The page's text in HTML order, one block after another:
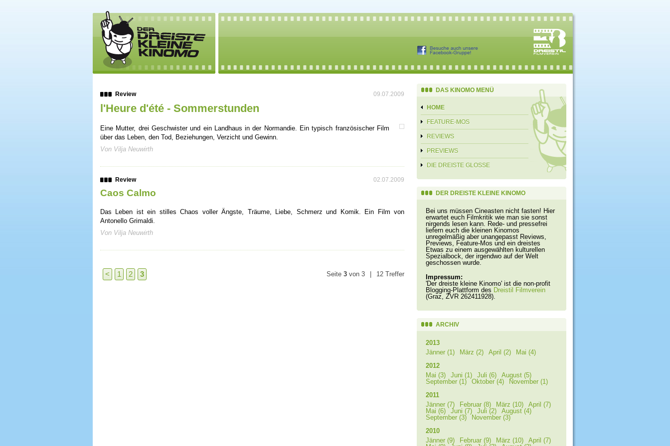
Review 09.07.2009
l'Heure d'été - Sommerstunden
Eine Mutter, drei Geschwister und ein Landhaus in der Normandie. Ein typisch französischer Film
über das Leben, den Tod, Beziehungen, Verzicht und Gewinn.
Von Vilja Neuwirth
Review 02.07.2009
Caos Calmo
Das Leben ist ein stilles Chaos voller Ängste, Träume, Liebe, Schmerz und Komik. Ein Film von
Antonello Grimaldi.
Von Vilja Neuwirth
< 1 2 3 12 Treffer
Seite 3 von 3
DAS KINOMO MENÜ
HOME
FEATURE-MOS
REVIEWS
PREVIEWS
DIE DREISTE GLOSSE
DER DREISTE KLEINE KINOMO
Bei uns müssen Cineasten nicht fasten! Hier
erwartet euch Filmkritik wie man sie sonst
nirgends lesen kann. Rede- und pressefrei
liefern euch die kleinen Kinomos
unregelmäßig aber unangepasst Reviews,
Previews, Feature-Mos und ein dreistes
Etwas zu einem ausgewählten kulturellen
Spezialbock, der irgendwo auf der Welt
geschossen wurde.
Impressum:
'Der dreiste kleine Kinomo' ist die non-profit
Blogging-Plattform des Dreistil Filmverein
(Graz, ZVR 262411928).
ARCHIV
2013
Jänner (1)
März (2) April (2)
Mai (4)
2012
Mai (3)
Juni (1) Juli (6)
August (5)
September (1)
Oktober (4)
November (1)
2011
Jänner (7)
Februar (8) März (10)
April (7)
Mai (6)
Juni (7) Juli (2)
August (4)
September (3)
November (3)
2010
Jänner (9)
Februar (9) März (10)
April (7)